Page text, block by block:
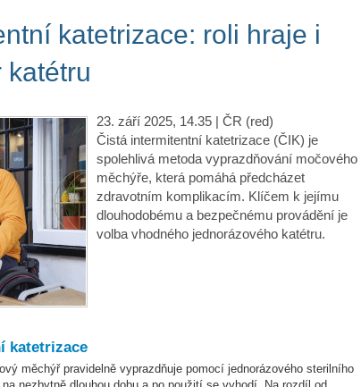
katetrizace: roli hraje i
katétru
23. září 2025, 14.35 | ČR (red)
Čistá intermitentní katetrizace (ČIK) je
spolehlivá metoda vyprazdňování močového
měchýře, která pomáhá předcházet
zdravotním komplikacím. Klíčem k jejímu
dlouhodobému a bezpečnému provádění je
volba vhodného jednorázového katétru.
katetrizace
měchýř pravidelně vyprazdňuje pomocí jednorázového sterilního